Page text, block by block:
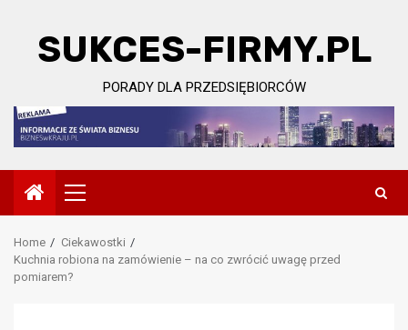
contentSUKCES-FIRMY.PL
PORADY DLA PRZEDSIĘBIORCÓW
Primary
Menu
Home
Ciekawostki
Kuchnia robiona na zamówienie – na co zwrócić uwagę przed
pomiarem?